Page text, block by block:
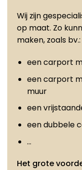
Wij zijn
op maat. Zo
maken, zoals bv.:
een carport
een carport
muur
een
een dubbele
…
Het grote